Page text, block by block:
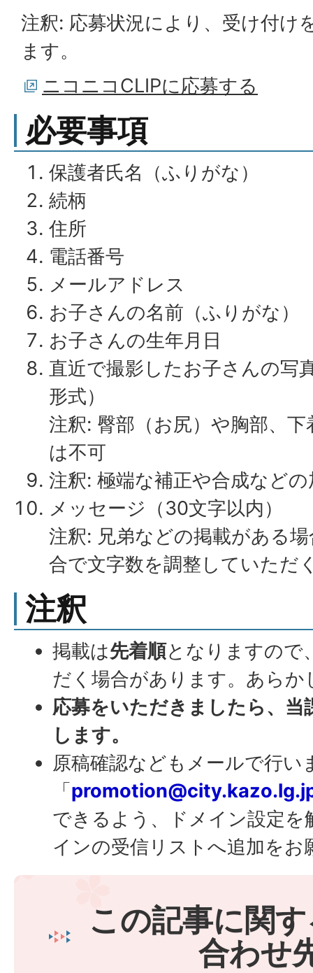
注釈: 応募状況により、受け付け
ます。
ニコニコCLIPに応募する
必要事項
保護者氏名（ふりがな）
続柄
住所
電話番号
メールアドレス
お子さんの名前（ふりがな）
お子さんの生年月日
直近で撮影したお子さんの写
形式）
注釈: 臀部（お尻）や胸部、
は不可
注釈: 極端な補正や合成など
メッセージ（30文字以内）
注釈: 兄弟などの掲載がある
合で文字数を調整していただ
注釈
掲載は先着順となりますので
だく場合があります。あら
応募をいただきましたら、当
します。
原稿確認などもメールで行い
「
できるよう、ドメイン設定を
インの受信リストへ追加をお
この記事に関
合わせ